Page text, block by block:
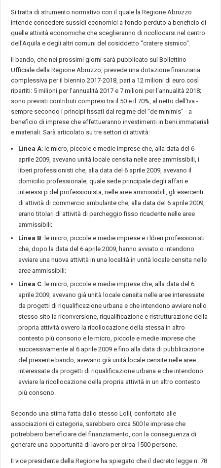
Si tratta di strumento normativo con il quale la Regione Abruzzo
intende concedere sussidi economici a fondo perduto a beneficio di
quelle attività economiche che sceglieranno di ricollocarsi nel centro
dell'Aquila e degli altri comuni del cosiddetto "cratere sismico".
Il bando, che nei prossimi giorni sarà pubblicato sul Bollettino
Ufficiale della Regione Abruzzo, prevede una dotazione finanziaria
complessiva per il biennio 2017-2018, pari a 12 milioni di euro così
ripartiti: 5 milioni per l'annualità 2017 e 7 milioni per l'annualità 2018;
sono previsti contributi compresi tra il 50 e il 70%, al netto dell'Iva -
sempre secondo i principi fissati dal regime del "de minimis" - a
beneficio di imprese che effettueranno investimenti in beni immateriali
e materiali. Sarà articolato su tre settori di attività:
Linea A: le micro, piccole e medie imprese che, alla data del 6
aprile 2009, avevano unità locale censita nelle aree ammissibili, i
liberi professionisti che, alla data del 6 aprile 2009, avevano il
domicilio professionale, quale sede principale degli affari e
interessi p del professionista, nelle aree ammissibili, gli esercenti
di attività di commercio ambulante che, alla data del 6 aprile 2009,
erano titolari di attività di parcheggio fisso ricadente nelle aree
ammissibili;
Linea B: le micro, piccole e medie imprese e i liberi professionisti
che, dopo la data del 6 aprile 2009, hanno avviato o intendono
avviare una nuova attività in una località in unità locale censita nelle
aree ammissibili;
Linea C: le micro, piccole e medie imprese che, alla data del 6
aprile 2009, avevano già unità locale censita nelle aree interessate
da progetti di riqualificazione urbana e che intendono avviare nello
stesso sito la riconversione, riqualificazione e ristrutturazione della
propria attività ovvero la ricollocazione della stessa in altro
contesto più consono e le micro, piccole e medie imprese che
successivamente al 6 aprile 2009 e fino alla data di pubblicazione
del presente bando, avevano già unità locale censite nelle aree
interessate da progetti di riqualificazione urbana e che intendono
avviare la ricollocazione della propria attività in un altro contesto
più consono.
Secondo una stima fatta dallo stesso Lolli, confortato alle
associazioni di categoria, sarebbero circa 500 le imprese che
potrebbero beneficiare del finanziamento, con la conseguenza di
generare una opportunità di lavoro per circa 1500 persone.
Il vice presidente della Regione ha spiegato che il decreto legge n. 78